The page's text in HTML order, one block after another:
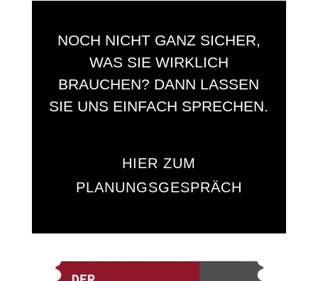
NOCH NICHT GANZ SICHER,
WAS SIE WIRKLICH
BRAUCHEN? DANN LASSEN
SIE UNS EINFACH SPRECHEN.
HIER ZUM
PLANUNGSGESPRÄCH